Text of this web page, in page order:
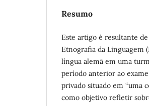
Resumo
Este artigo é resultante
Etnografia da Linguagem
língua alemã em uma
período anterior ao
privado situado em “uma
como objetivo refletir